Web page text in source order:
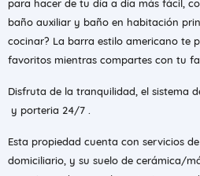
para hacer de tu día a día más fácil,
baño auxiliar y baño en habitación
cocinar? La barra estilo americano te
favoritos mientras compartes con tu
Disfruta de la tranquilidad, el sistema
y porteria 24/7 .
Esta propiedad cuenta con servicios
domiciliario, y su suelo de cerámica/